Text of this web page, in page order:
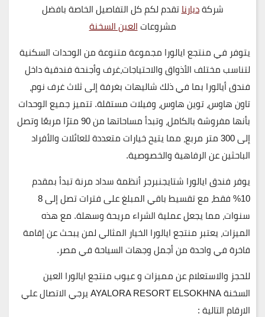
شركةديارناتقدم لكم كل التفاصيل الخاصة بافضل
مشروعاتالعين السخنة
يتوفر فيمنتجع ايالورا مجموعة متنوعة من الوحدات السكنية
لتناسب مختلف الأذواق والاحتياجات،غرف وأجنحة فندقية داخل
فندق أيالورا بما في ذلك شاليهات بغرفة إلى ثلاث غرف نوم،
تاون هاوس، توين هاوس، وفيلات مستقلة. تتميز جميع الوحدات
بأنها مفروشة بالكامل، وتبدأ مساحاتها من90 مترًا مربعًا
وتصل
إلى300 متر مربع
، مما يتيح خيارات متعددة للعائلات والأفراد
الباحثين عن الرفاهية والخصوصية.
يوفر فندق ايالورا شتايجنبرجر أنظمة سداد مرنة تبدأ بمقدم
10%
فقط، مع تقسيط باقي المبلغ على فترات تصل إلى8
سنوات، مما يجعل عملية الشراء مريحة وسهلة. مع هذه
الميزات، يعتبر منتجع ايالورا الخيار المثالي لمن يبحث عن إقامة
فاخرة في واحدة من أجمل وجهات السياحة في مصر.
للحجز والاستعلام عن مميزات و عيوب منتجع ايالورا العين
السخنة AYALORA RESORT ELSOKHNA يرجي الاتصال علي
الارقام التالية :